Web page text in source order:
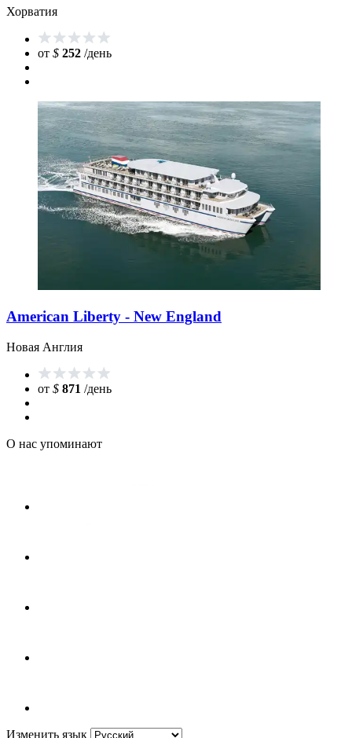
Хорватия
от $ 252 /день
American Liberty - New England
Новая Англия
от $ 871 /день
О нас упоминают
Изменить язык